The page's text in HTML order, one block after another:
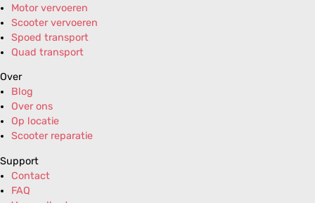
Motor vervoeren
Scooter vervoeren
Spoed transport
Quad transport
Over
Blog
Over ons
Op locatie
Scooter reparatie
Support
Contact
FAQ